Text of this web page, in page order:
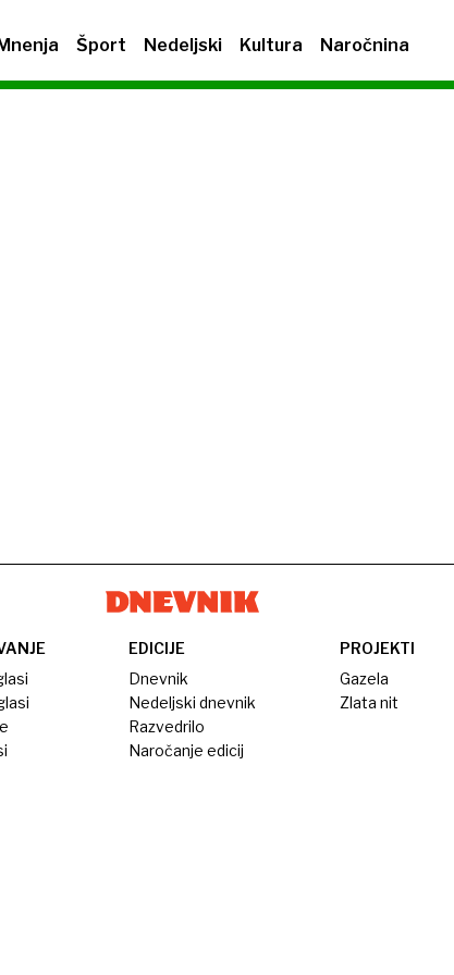
Šport Nedeljski Kultura Naročnina
EDICIJE
Dnevnik
Nedeljski dnevnik
Razvedrilo
Naročanje edicij
PROJEKTI
Gazela
Zlata nit